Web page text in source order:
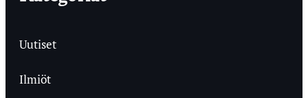
Uutiset
Ilmiöt